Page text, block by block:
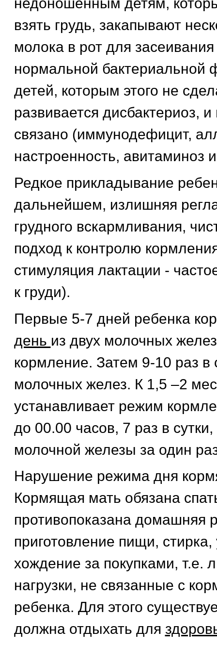
взять грудь, закапывают
молока в рот для
нормальной бактериальной
детей, которым этого не
развивается дисбактериоз,
связано (иммунодефицит,
настроенность, авитаминоз
Редкое прикладывание
дальнейшем, излишняя
грудного вскармливания,
подход к контролю
стимуляция лактации -
к груди).
Первые 5-7 дней ребенка
день из двух молочных
кормление. Затем 9-10 раз в
молочных желез. К 1,5 –2
устанавливает режим
до 00.00 часов, 7 раз в
молочной железы за один
Нарушение режима дня
Кормящая мать обязана
противопоказана домашняя
приготовление пищи, стирка,
хождение за покупками,
нагрузки, не связанные с
ребенка. Для этого
должна отдыхать для